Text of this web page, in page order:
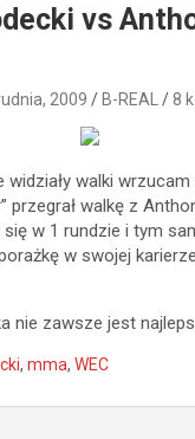
vs
2009 B-REAL 8
widziały walki
przegrał walkę z
się w 1 rundzie i tym
w swojej
nie zawsze jest
, mma, WEC